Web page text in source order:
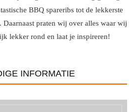
BBQ spareribs tot de lekkerste
praten wij over alles waar wij
lekker rond en laat je inspireren!
INFORMATIE